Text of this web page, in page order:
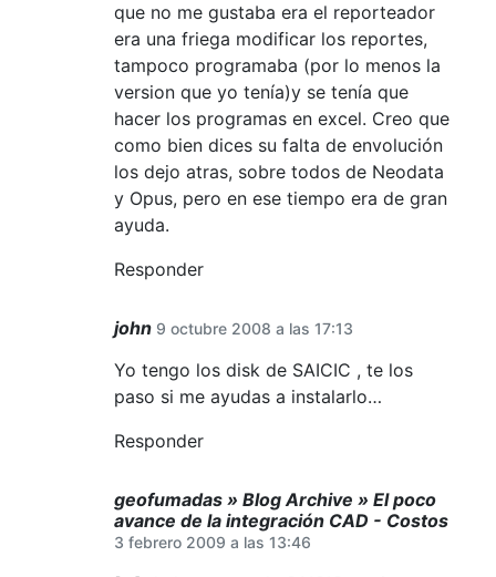
que no me gustaba era el reporteador
era una friega modificar los reportes,
tampoco programaba (por lo menos la
version que yo tenía)y se tenía que
hacer los programas en excel. Creo que
como bien dices su falta de envolución
los dejo atras, sobre todos de Neodata
y Opus, pero en ese tiempo era de gran
ayuda.
Responder
john 9 octubre 2008 a las 17:13
Yo tengo los disk de SAICIC , te los
paso si me ayudas a instalarlo…
Responder
geofumadas » Blog Archive » El poco
avance de la integración CAD - Costos
3 febrero 2009 a las 13:46